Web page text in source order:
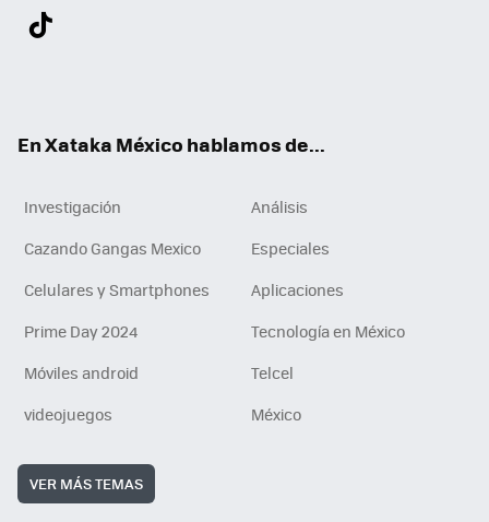
En Xataka México hablamos de...
Investigación
Análisis
Cazando Gangas Mexico
Especiales
Celulares y Smartphones
Aplicaciones
Prime Day 2024
Tecnología en México
Móviles android
Telcel
videojuegos
México
VER MÁS TEMAS